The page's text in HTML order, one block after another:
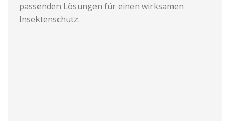
passenden Lösungen für einen wirksamen
Insektenschutz.